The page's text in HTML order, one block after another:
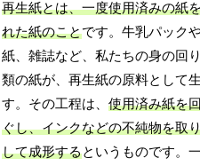
再生紙とは、一度使用済みの紙
れた紙のことです。牛乳パック
紙、雑誌など、私たちの身の回
類の紙が、再生紙の原料として
す。その工程は、使用済み紙を
ぐし、インクなどの不純物を取
して成形するというものです。